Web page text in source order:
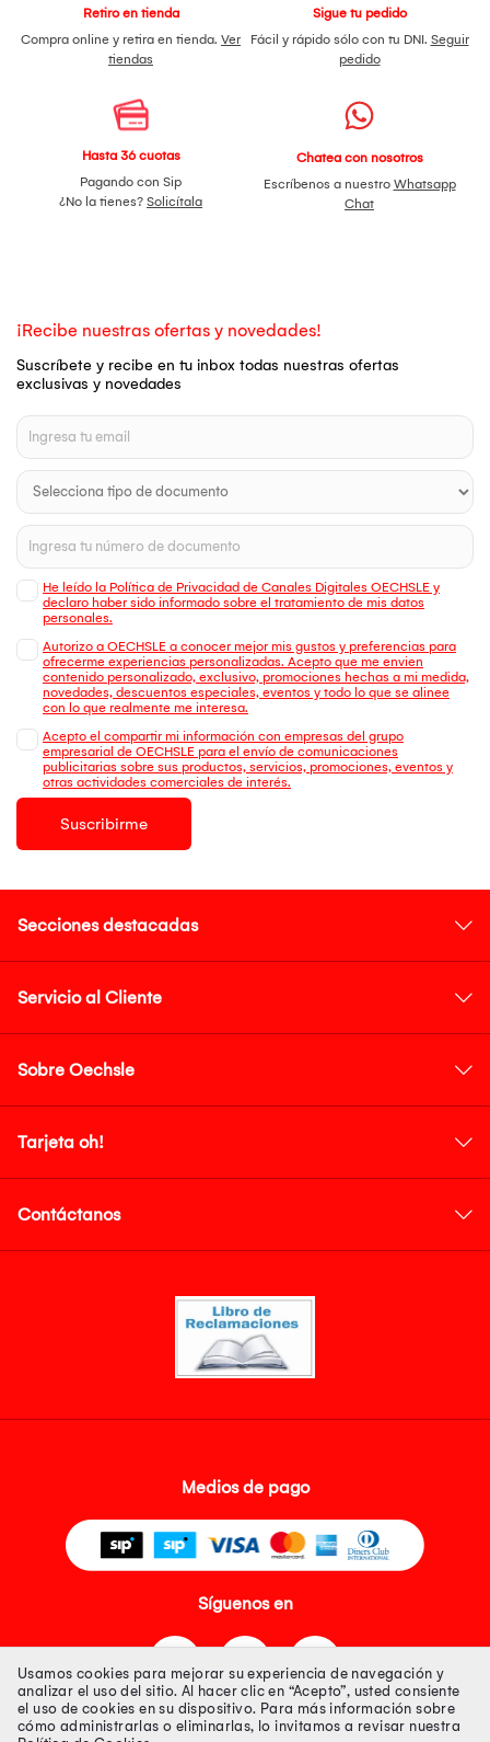
Retiro en tienda
Compra online y retira en tienda. Ver
tiendas
Sigue tu pedido
Fácil y rápido sólo con tu DNI. Seguir
pedido
Hasta 36 cuotas
Pagando con Sip
¿No la tienes? Solicítala
Chatea con nosotros
Escríbenos a nuestro Whatsapp
Chat
¡Recibe nuestras ofertas y novedades!
Suscríbete y recibe en tu inbox todas nuestras ofertas
exclusivas y novedades
He leído la Política de Privacidad de Canales Digitales OECHSLE y
declaro haber sido informado sobre el tratamiento de mis datos
personales.
Autorizo a OECHSLE a conocer mejor mis gustos y preferencias para
ofrecerme experiencias personalizadas. Acepto que me envien
contenido personalizado, exclusivo, promociones hechas a mi medida,
novedades, descuentos especiales, eventos y todo lo que se alinee
con lo que realmente me interesa.
Acepto el compartir mi información con empresas del grupo
empresarial de OECHSLE para el envío de comunicaciones
publicitarias sobre sus productos, servicios, promociones, eventos y
otras actividades comerciales de interés.
Suscribirme
Secciones destacadas
Servicio al Cliente
Sobre Oechsle
Tarjeta oh!
Contáctanos
Medios de pago
Síguenos en
Usamos cookies para mejorar su experiencia de navegación y
analizar el uso del sitio. Al hacer clic en “Acepto”, usted consiente
el uso de cookies en su dispositivo. Para más información sobre
cómo administrarlas o eliminarlas, lo invitamos a revisar nuestra